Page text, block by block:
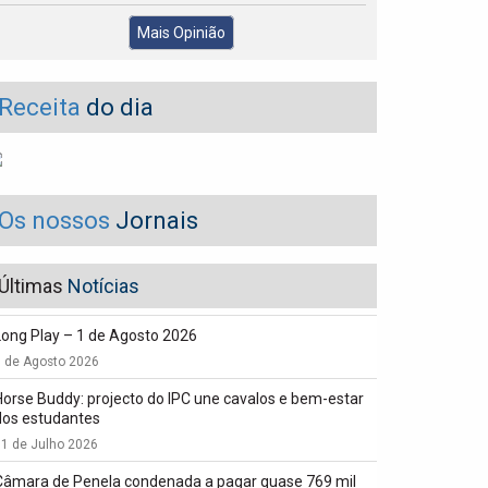
Mais Opinião
do dia
nossos Jornais
Notícias
Play – 1 de Agosto 2026
de Agosto 2026
Buddy: projecto do IPC une cavalos e bem-estar
estudantes
de Julho 2026
de Penela condenada a pagar quase 769 mil